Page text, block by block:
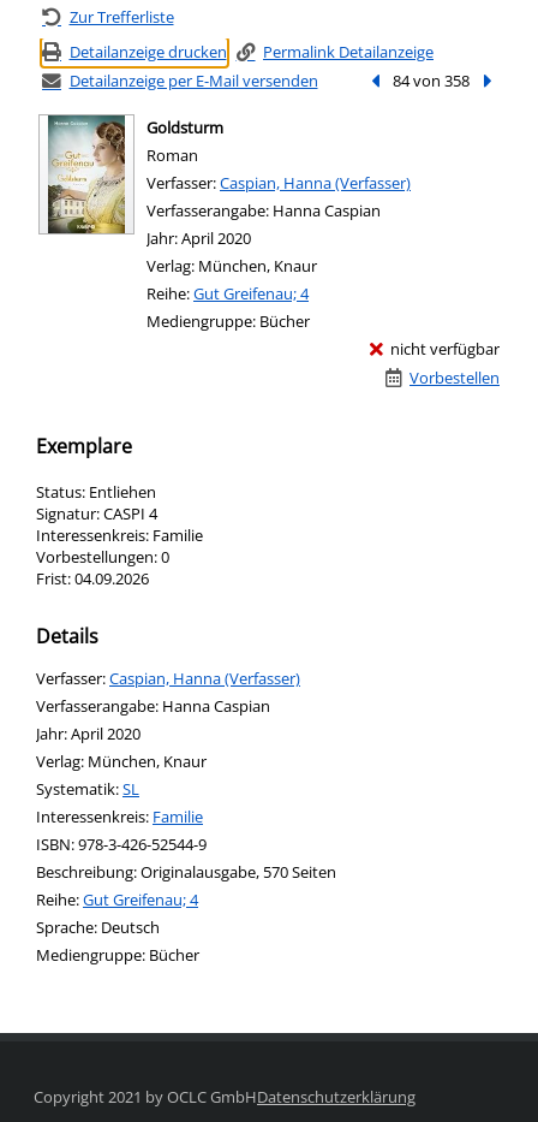
Zur Trefferliste
Detailanzeige drucken
Permalink Detailanzeige
Detailanzeige per E-Mail versenden
Vorheriger Treffer
84 von 358
Goldsturm
Roman
Verfasser:Suche nach diesem Verfasser
Caspian, Hanna (Verfasser)
Verfasserangabe: Hanna Caspian
Jahr:April 2020
Verlag: München, Knaur
Reihe:Gut Greifenau; 4
Mediengruppe: Bücher
nicht verfügbar
Vorbestellen
Exemplare
Status: Entliehen
Signatur:CASPI 4
Interessenkreis: Familie
Vorbestellungen:0
Frist:04.09.2026
Details
Verfasser:Suche nach diesem Verfasser
Caspian, Hanna (Verfasser)
Verfasserangabe: Hanna Caspian
Jahr:April 2020
Verlag: München, Knaur
opens in new tab
Diesen Link in neuem Tab öffnen
Systematik:Suche nach dieser Systematik
SL
Interessenkreis: Suche nach diesem Interessenskreis
Familie
ISBN:978-3-426-52544-9
Beschreibung:Originalausgabe, 570 Seiten
Reihe:Gut Greifenau; 4
Suche nach dieser Beteiligten Person
Sprache: Deutsch
Mediengruppe: Bücher
Copyright 2021 by OCLC GmbHDatenschutzerklärung